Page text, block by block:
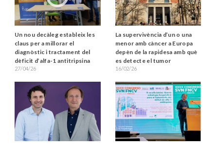
Un nou decàleg estableix les
claus per a millorar el
diagnòstic i tractament del
dèficit d’alfa-1 antitripsina
27/04/26
La supervivència d’un o una
menor amb càncer a Europa
depèn de la rapidesa amb què
es detecte el tumor
16/02/26